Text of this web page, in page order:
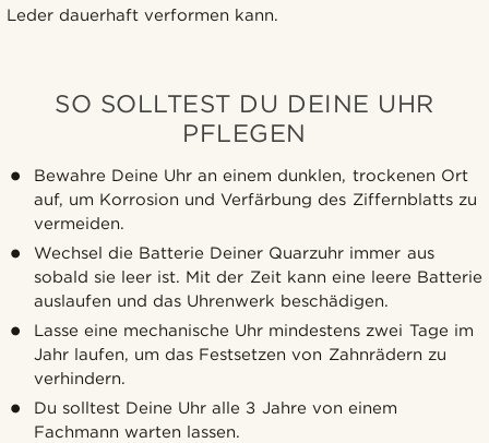
Leder dauerhaft verformen kann.
SO SOLLTEST DU DEINE UHR
PFLEGEN
Bewahre Deine Uhr an einem dunklen, trockenen Ort
auf, um Korrosion und Verfärbung des Ziffernblatts zu
vermeiden.
Wechsel die Batterie Deiner Quarzuhr immer aus
sobald sie leer ist. Mit der Zeit kann eine leere Batterie
auslaufen und das Uhrenwerk beschädigen.
Lasse eine mechanische Uhr mindestens zwei Tage im
Jahr laufen, um das Festsetzen von Zahnrädern zu
verhindern.
Du solltest Deine Uhr alle 3 Jahre von einem
Fachmann warten lassen.